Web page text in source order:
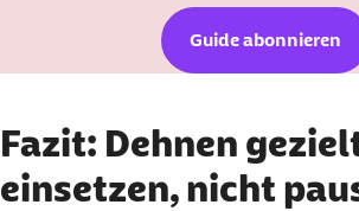
Guide abonnieren
Fazit: Dehnen
einsetzen, nicht